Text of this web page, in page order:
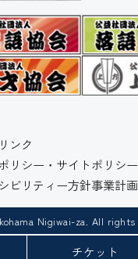
チケット
ンク
リシー・サイトポリシ
ビリティー方針事業計
Nigiwai-za. All rights